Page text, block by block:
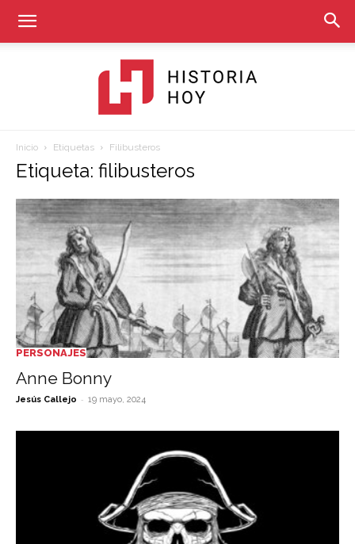
Hoy
Inicio Etiquetas Filibusteros
Etiqueta: filibusteros
PERSONAJES
Anne Bonny
Jesús Callejo - 19 mayo, 2024